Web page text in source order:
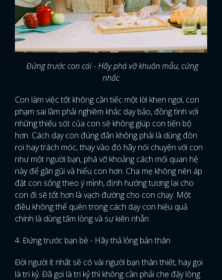
Đứng trước con cái - Hãy phá vỡ khuôn mẫu, cứng
nhắc
Con làm việc tốt không cần tiếc một lời khen ngợi, con
phạm sai lầm phải nghiêm khắc dạy bảo, đồng tình với
những thiếu sót của con sẽ không giúp con tiến bộ
hơn. Cách dạy con đúng đắn không phải là dùng đòn
roi hay trách móc, thay vào đó hãy nói chuyện với con
như một người bạn, phá vỡ khoảng cách mối quan hệ
này để gần gũi và hiểu con hơn. Cha mẹ không nên áp
đặt con sống theo ý mình, định hướng tương lai cho
con đi sẽ tốt hơn là vạch đường cho con chạy. Một
điều không thể quên trong cách dạy con hiệu quả
chính là dùng tấm lòng và sự kiên nhẫn.
4. Đứng trước bạn bè - Hãy thả lỏng bản thân
Đời người ít nhất sẽ có vài người bạn thân thiết, hay gọi
là tri kỷ. Đã gọi là tri kỷ thì không cần phải che đậy lòng